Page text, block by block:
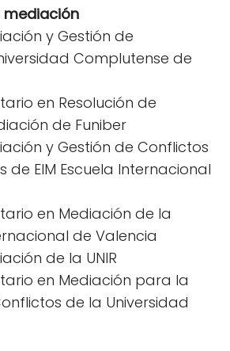
mediación
y Gestión de
Complutense de
en Resolución de
de Funiber
y Gestión de Conflictos
de EIM Escuela Internacional
en Mediación de la
de Valencia
de la UNIR
en Mediación para la
de la Universidad